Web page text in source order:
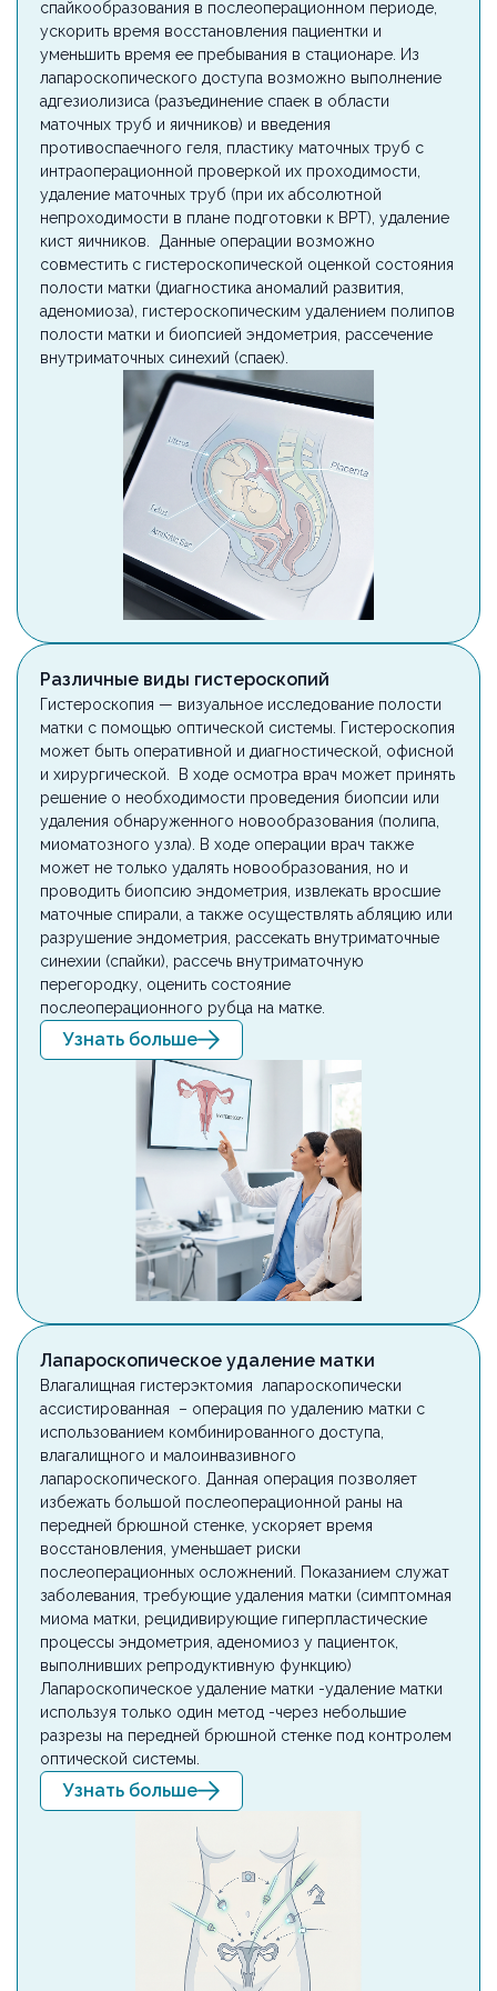
спайкообразования в послеоперационном периоде,
ускорить время восстановления пациентки и
уменьшить время ее пребывания в стационаре. Из
лапароскопического доступа возможно выполнение
адгезиолизиса (разъединение спаек в области
маточных труб и яичников) и введения
противоспаечного геля, пластику маточных труб с
интраоперационной проверкой их проходимости,
удаление маточных труб (при их абсолютной
непроходимости в плане подготовки к ВРТ), удаление
кист яичников. Данные операции возможно
совместить с гистероскопической оценкой состояния
полости матки (диагностика аномалий развития,
аденомиоза), гистероскопическим удалением полипов
полости матки и биопсией эндометрия, рассечение
внутриматочных синехий (спаек).
Различные виды гистероскопий
Гистероскопия — визуальное исследование полости
матки с помощью оптической системы. Гистероскопия
может быть оперативной и диагностической, офисной
и хирургической. В ходе осмотра врач может принять
решение о необходимости проведения биопсии или
удаления обнаруженного новообразования (полипа,
миоматозного узла). В ходе операции врач также
может не только удалять новообразования, но и
проводить биопсию эндометрия, извлекать вросшие
маточные спирали, а также осуществлять абляцию или
разрушение эндометрия, рассекать внутриматочные
синехии (спайки), рассечь внутриматочную
перегородку, оценить состояние
послеоперационного рубца на матке.
Узнать больше
Лапароскопическое удаление матки
Влагалищная гистерэктомия лапароскопически
ассистированная – операция по удалению матки с
использованием комбинированного доступа,
влагалищного и малоинвазивного
лапароскопического. Данная операция позволяет
избежать большой послеоперационной раны на
передней брюшной стенке, ускоряет время
восстановления, уменьшает риски
послеоперационных осложнений. Показанием служат
заболевания, требующие удаления матки (симптомная
миома матки, рецидивирующие гиперпластические
процессы эндометрия, аденомиоз у пациенток,
выполнивших репродуктивную функцию)
Лапароскопическое удаление матки -удаление матки
используя только один метод -через небольшие
разрезы на передней брюшной стенке под контролем
оптической системы.
Узнать больше